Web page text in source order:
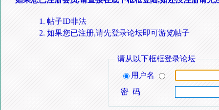
帖子ID非法
如果您已注册,请先登录论坛即可游览帖子
请从以下框框登录论坛
用户名
密 码